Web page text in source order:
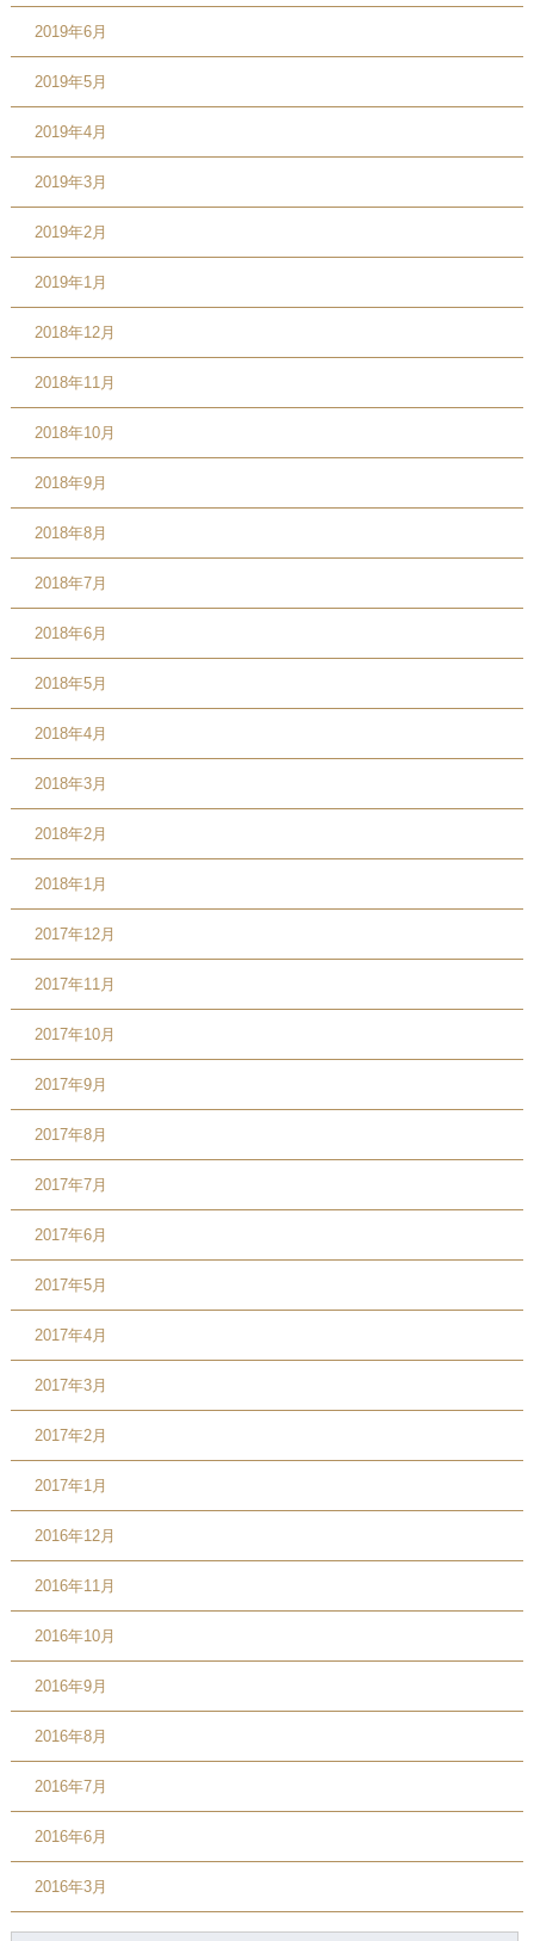
2019年6月
2019年5月
2019年4月
2019年3月
2019年2月
2019年1月
2018年12月
2018年11月
2018年10月
2018年9月
2018年8月
2018年7月
2018年6月
2018年5月
2018年4月
2018年3月
2018年2月
2018年1月
2017年12月
2017年11月
2017年10月
2017年9月
2017年8月
2017年7月
2017年6月
2017年5月
2017年4月
2017年3月
2017年2月
2017年1月
2016年12月
2016年11月
2016年10月
2016年9月
2016年8月
2016年7月
2016年6月
2016年3月